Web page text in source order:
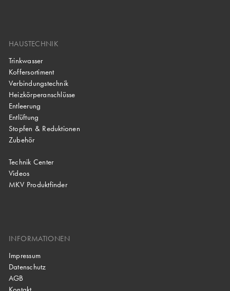
HAUSTECHNIK
Trinkwasser
Koffersortiment
Verbindungstechnik
Heizkörperanschlüsse
Entleerung
Entlüftung
Stopfen & Reduktionen
Zubehör
Technik Center
Videos
MKV Produktfinder
INFORMATIONEN
Impressum
Datenschutz
AGB